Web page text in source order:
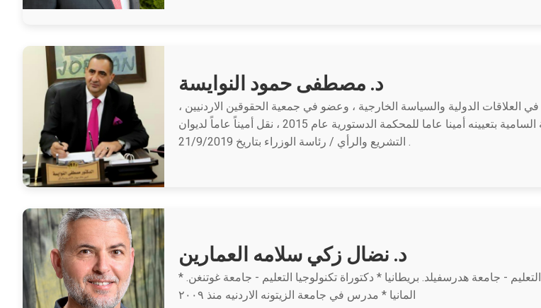
د. مصطفى حمود النوايسة
الدولية والسياسة الخارجية ، وعضو في جمعية الحقوقين الاردنيين ،
وشغل منصب رئيساً للمعهد الدبلوماسي الاردني ، ومن ثم صدرت الارادة الملكية السامية بتعيينه أمينا عاما للمحكمة الدستورية عام 2015 ، نقل أميناً عاماً لديوان
التشريع والرأي / رئاسة الوزراء بتاريخ 21/9/2019 .
د. نضال زكي سلامه العمارين
* بكالوريوس لغه انجليزيه - جامعة مؤته. الاردن * ماجستير تطبيقات الحاسوب في التعليم - جامعة هدرسفيلد. بريطانيا * دكتوراة تكنولوجيا التعليم - جامعة غوتنغن.
المانيا * مدرس في جامعة الزيتونه الاردنيه منذ ٢٠٠٩